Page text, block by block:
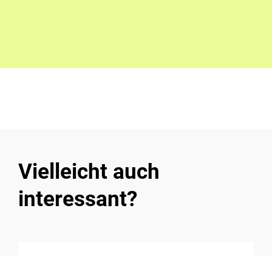
Vielleicht auch
interessant?